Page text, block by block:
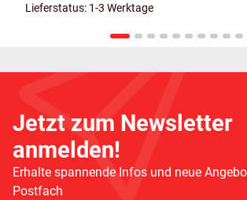
Lieferstatus: 1-3 Werktage
Jetzt zum Newsletter
anmelden!
Erhalte spannende Infos und neue
Postfach